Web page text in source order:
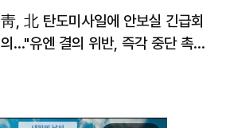
靑, 北 탄도미사일에 안보실 긴급회
의…"유엔 결의 위반, 즉각 중단 촉